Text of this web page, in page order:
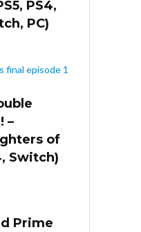
PS4,
PC)
–
of
Switch)
Prime